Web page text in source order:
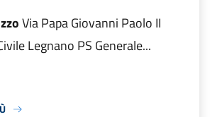
Via Papa Giovanni Paolo II
Legnano PS Generale...